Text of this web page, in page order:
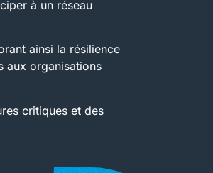
à un réseau
ainsi la résilience
aux organisations
critiques et des